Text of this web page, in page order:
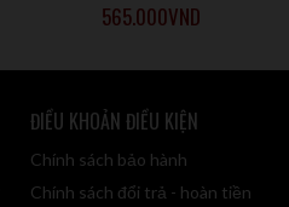
565.000VND
ĐIỀU KHOẢN ĐIỀU KIỆN
Chính sách bảo hành
Chính sách đổi trả - hoàn tiền